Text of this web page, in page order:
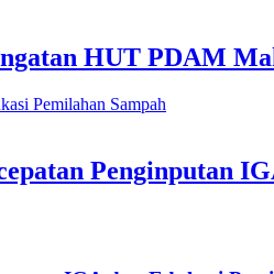
HUT PDAM
Penginputan